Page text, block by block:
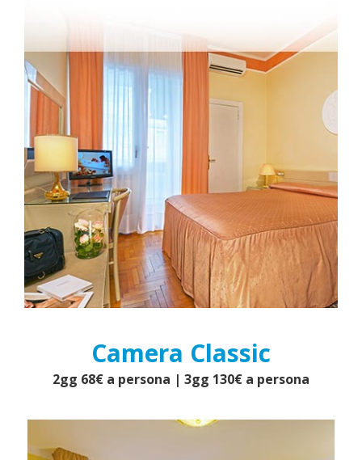
Camera Classic
2gg 68€ a persona | 3gg 130€ a persona